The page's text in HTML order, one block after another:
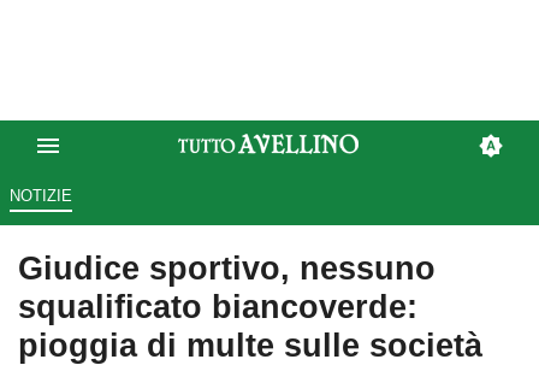
NOTIZIE
Giudice sportivo, nessuno
squalificato biancoverde:
pioggia di multe sulle società